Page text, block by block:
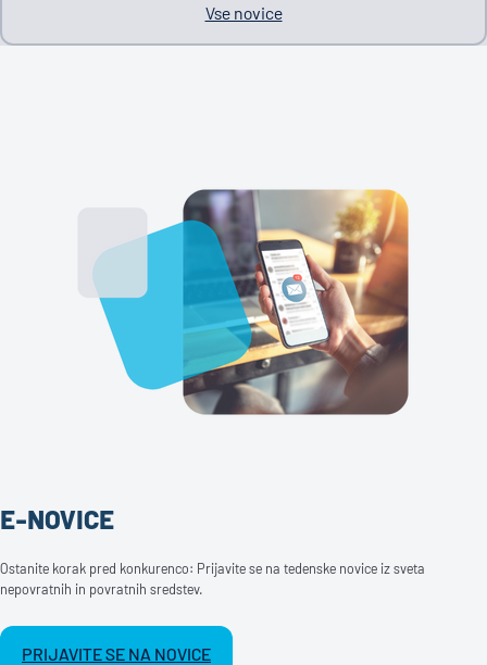
Vse novice
E-NOVICE
Ostanite korak pred konkurenco: Prijavite se na tedenske novice iz sveta
nepovratnih in povratnih sredstev.
PRIJAVITE SE NA NOVICE